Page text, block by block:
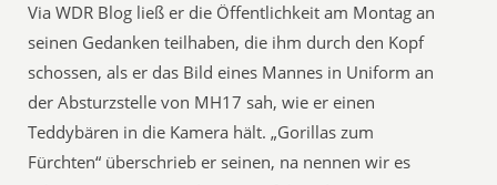
Via WDR Blog ließ er die Öffentlichkeit am Montag an
seinen Gedanken teilhaben, die ihm durch den Kopf
schossen, als er das Bild eines Mannes in Uniform an
der Absturzstelle von MH17 sah, wie er einen
Teddybären in die Kamera hält. „Gorillas zum
Fürchten“ überschrieb er seinen, na nennen wir es